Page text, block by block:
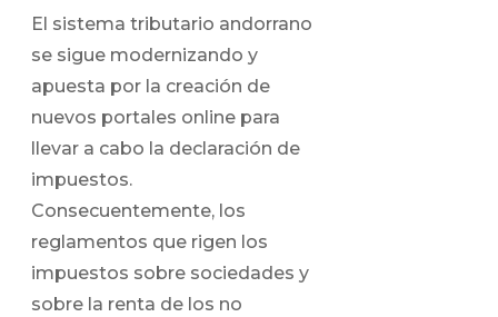
El sistema tributario andorrano
se sigue modernizando y
apuesta por la creación de
nuevos portales online para
llevar a cabo la declaración de
impuestos.
Consecuentemente, los
reglamentos que rigen los
impuestos sobre sociedades y
sobre la renta de los no